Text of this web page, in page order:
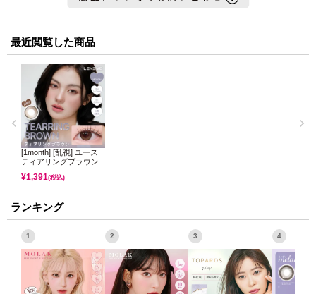
最近閲覧した商品
[1month] [乱視] ユース
ティアリングブラウン
¥1,391(税込)
ランキング
1 2 3 4